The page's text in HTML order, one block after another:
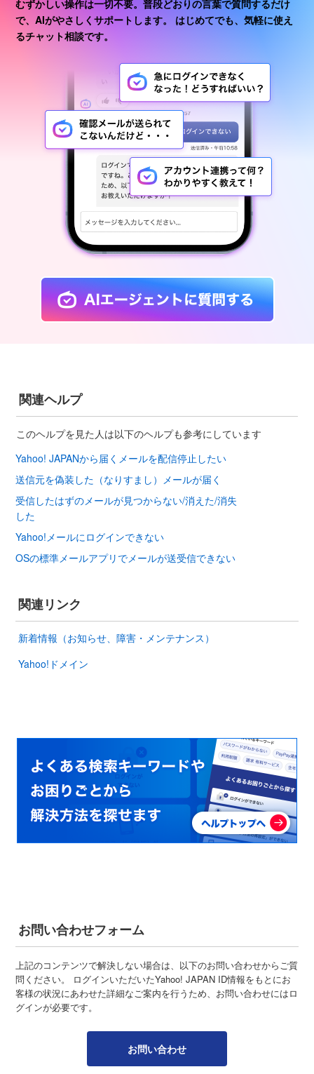
むずかしい操作は一切不要。普段どおりの言葉で質問するだけ
で、AIがやさしくサポートします。
はじめてでも、気軽に使え
るチャット相談です。
関連ヘルプ
このヘルプを見た人は以下のヘルプも参考にしています
Yahoo! JAPANから届くメールを配信停止したい
送信元を偽装した（なりすまし）メールが届く
受信したはずのメールが見つからない/消えた/消失
した
Yahoo!メールにログインできない
OSの標準メールアプリでメールが送受信できない
関連リンク
新着情報（お知らせ、障害・メンテナンス）
Yahoo!ドメイン
お問い合わせフォーム
上記のコンテンツで解決しない場合は、以下のお問い合わせからご質
問ください。 ログインいただいたYahoo! JAPAN ID情報をもとにお
客様の状況にあわせた詳細なご案内を行うため、お問い合わせにはロ
グインが必要です。
お問い合わせ